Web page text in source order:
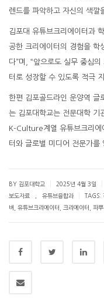
렌드를 파악하고 자신의 색깔
김포대 유튜브크리에이터과
공한 크리에이터의 경험을 학
다”며, “앞으로도 실무 중심
터로 성장할 수 있도록 적극
한편 김포골드라인 운양역 글
는 김포대학교는 전문대학 기
K-Culture계열 유튜브크리에
터와 글로벌 미디어 전문가를
BY 김포대학교 2025년 4월 3일
보도자료
유튜브융합과 TAGS:
버
유튜브크리에이터 크리에이터 파뿌